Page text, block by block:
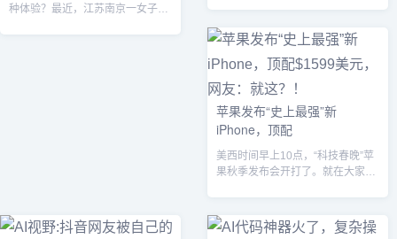
种体验？最近，江苏南京一女子就
苹果发布“史上最强”新
iPhone，顶配
美西时间早上10点，“科技春晚”苹
果秋季发布会开打了。就在大家期